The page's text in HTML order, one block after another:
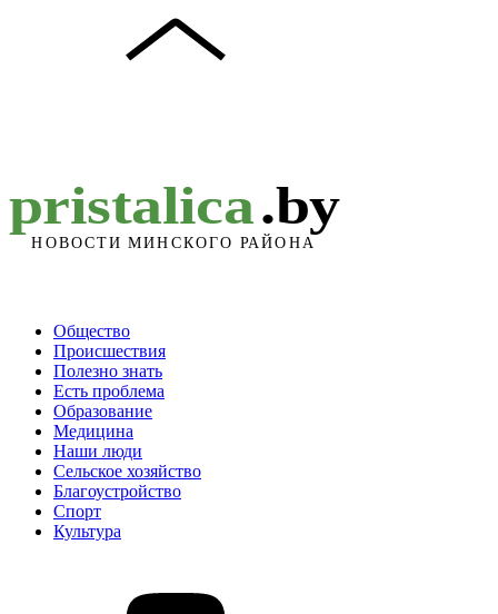
Общество
Происшествия
Полезно знать
Есть проблема
Образование
Медицина
Наши люди
Сельское хозяйство
Благоустройство
Спорт
Культура